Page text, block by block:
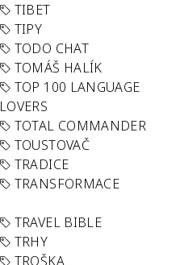
TIBET
TIPY
TODO CHAT
TOMÁŠ HALÍK
TOP 100 LANGUAGE
LOVERS
TOTAL COMMANDER
TOUSTOVAČ
TRADICE
TRANSFORMACE
TRAVEL BIBLE
TRHY
TROŠKA